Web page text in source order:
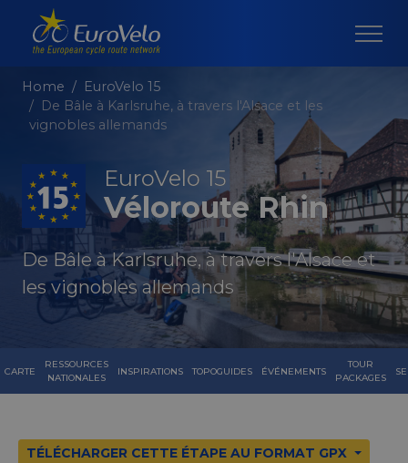
Home
EuroVelo 15
De Bâle à Karlsruhe, à travers l'Alsace et les
vignobles allemands
EuroVelo 15
Véloroute Rhin
De Bâle à Karlsruhe, à travers l'Alsace et
les vignobles allemands
CARTE
RESSOURCES
NATIONALES
INSPIRATIONS TOPOGUIDES ÉVÉNEMENTS
TOUR
PACKAGES
TÉLÉCHARGER CETTE ÉTAPE AU FORMAT GPX